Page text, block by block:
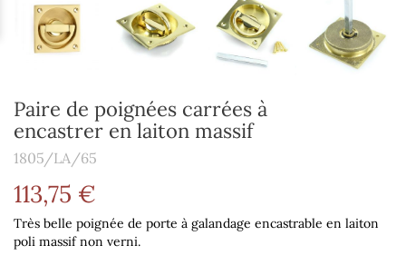
Paire de poignées carrées à
encastrer en laiton massif
1805/LA/65
113,75 €
Très belle poignée de porte à galandage encastrable en laiton
poli massif non verni.